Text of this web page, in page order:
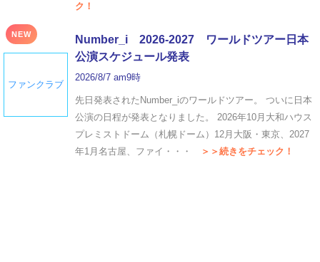
ク！
NEW
ファンクラブ
Number_i 2026‐2027 ワールドツアー日本
公演スケジュール発表
2026/8/7 am9時
先日発表されたNumber_iのワールドツアー。 ついに日本
公演の日程が発表となりました。 2026年10月大和ハウス
プレミストドーム（札幌ドーム）12月大阪・東京、2027
年1月名古屋、ファイ・・・
＞＞続きをチェック！